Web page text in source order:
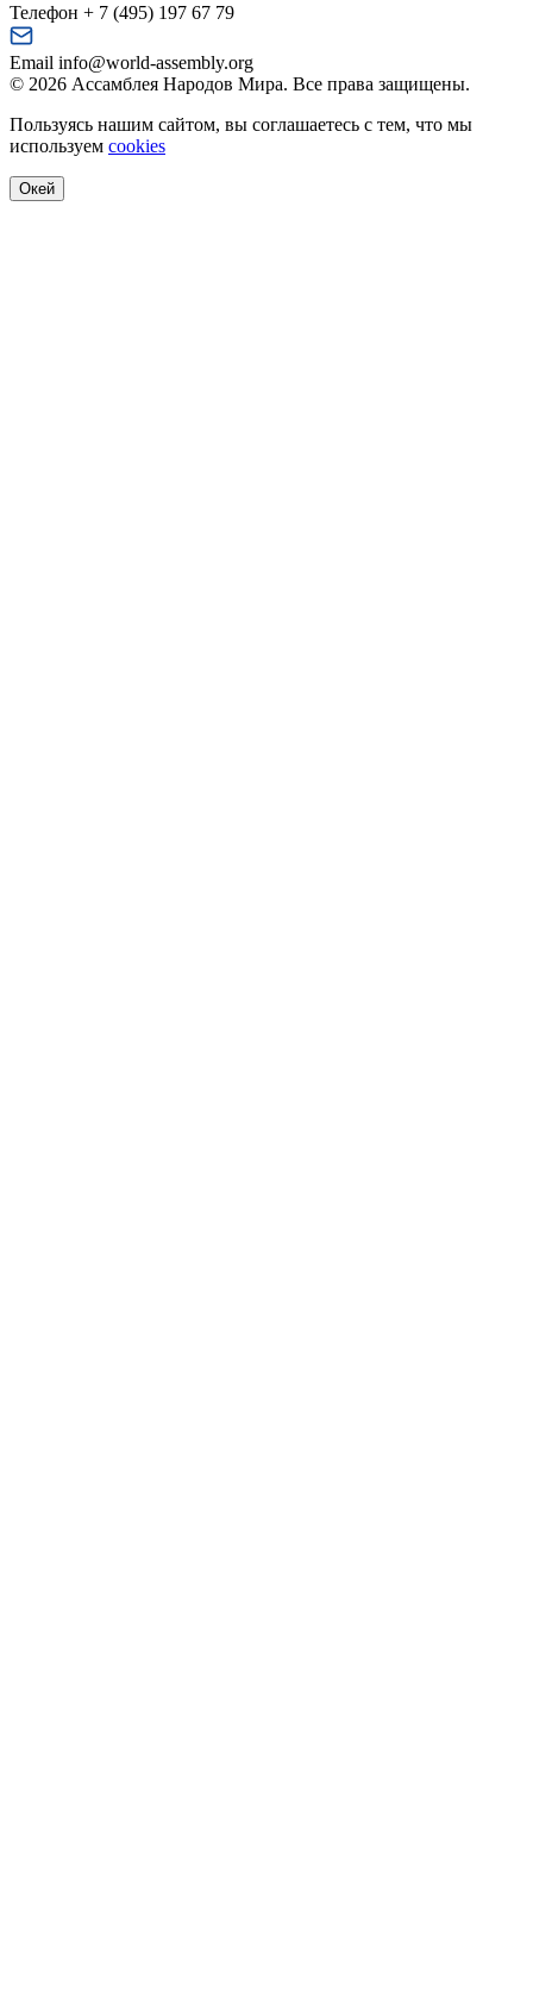
Телефон + 7 (495) 197 67 79
Email info@world-assembly.org
© 2026 Ассамблея Народов Мира. Все права защищены.
Пользуясь нашим сайтом, вы соглашаетесь с тем, что мы
используем cookies
Окей